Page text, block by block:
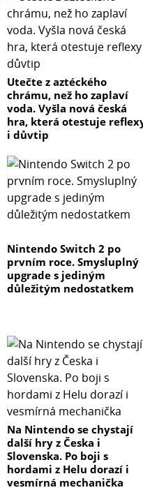
Utečte z aztéckého
chrámu, než ho zaplaví
voda. Vyšla nová česká
hra, která otestuje
i důvtip
Nintendo Switch 2 po
prvním roce. Smysluplný
upgrade s jediným
důležitým nedostatkem
Na Nintendo se chystají
další hry z Česka i
Slovenska. Po boji s
hordami z Helu dorazí i
vesmírná mechanička